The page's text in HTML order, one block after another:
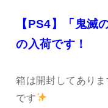
【PS4】「鬼滅
の入荷です！
箱は開封してあり
です